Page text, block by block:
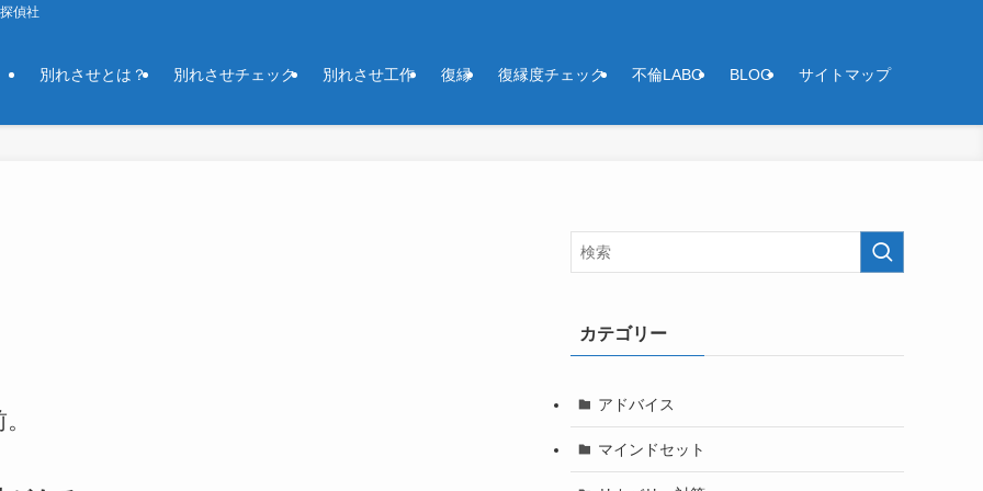
偵社
別れさせとは？ 別れさせチェック 別れさせ工作 復縁 復縁度チェック 不倫LABO BLOG サイトマップ
カテゴリー
アドバイス
マインドセット